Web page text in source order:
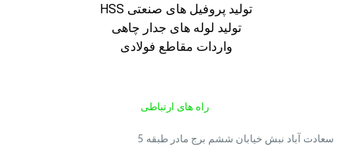
تولید پروفیل های صنعتی HSS
تولید لوله های جدار چاهی
واردات مقاطع فولادی
راه های ارتباطی
سعادت آباد نبش خیابان ششم برج مادر طبقه 5